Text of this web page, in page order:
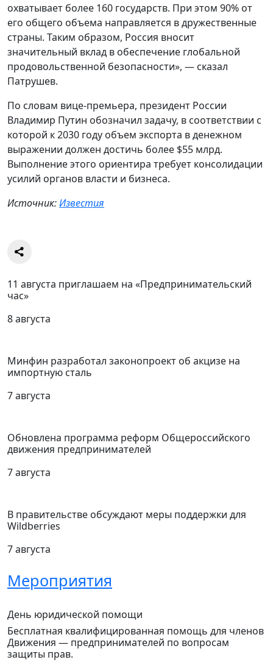
охватывает более 160 государств. При этом 90% от
его общего объема направляется в дружественные
страны. Таким образом, Россия вносит
значительный вклад в обеспечение глобальной
продовольственной безопасности», — сказал
Патрушев.
По словам вице-премьера, президент России
Владимир Путин обозначил задачу, в соответствии с
которой к 2030 году объем экспорта в денежном
выражении должен достичь более $55 млрд.
Выполнение этого ориентира требует консолидации
усилий органов власти и бизнеса.
Источник:Известия
11 августа приглашаем на «Предпринимательский
час»
8 августа
Минфин разработал законопроект об акцизе на
импортную сталь
7 августа
Обновлена программа реформ Общероссийского
движения предпринимателей
7 августа
В правительстве обсуждают меры поддержки для
Wildberries
7 августа
Мероприятия
День юридической помощи
Бесплатная квалифицированная помощь для членов
Движения — предпринимателей по вопросам
защиты прав.